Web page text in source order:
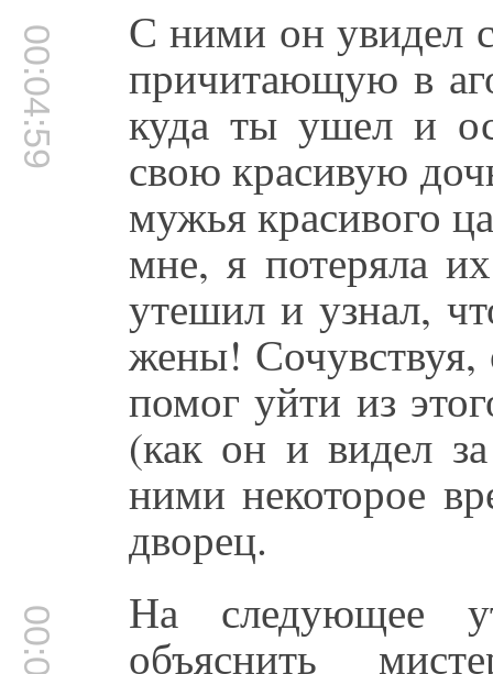
00:04:59 С ними он увидел
причитающую в
куда ты ушел и
свою красивую
мужья красивого
мне, я потеряла
утешил и узнал,
жены! Сочувствуя,
помог уйти из
(как он и видел
ними некоторое
дворец.
На следующее
объяснить